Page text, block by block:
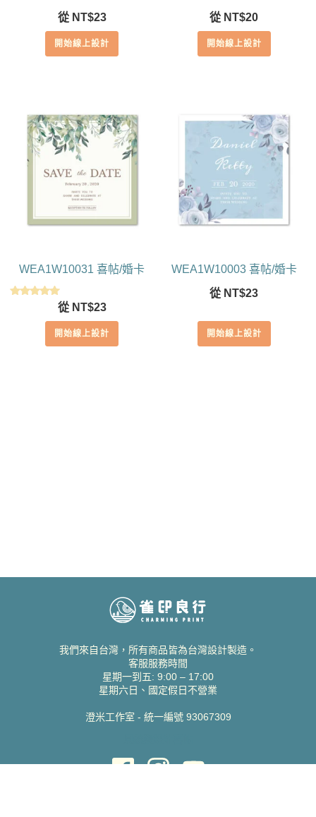
從 NT$23
開始線上設計
從 NT$20
開始線上設計
WEA1W10031 喜帖/婚卡
滿分 5
從 NT$23
開始線上設計
WEA1W10003 喜帖/婚卡
從 NT$23
開始線上設計
我們來自台灣，所有商品皆為台灣設計製造。
客服服務時間
星期一到五: 9:00 – 17:00
星期六日、國定假日不營業
澄米工作室 - 統一編號 93067309